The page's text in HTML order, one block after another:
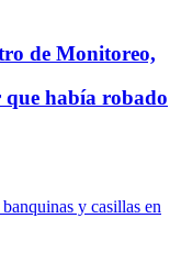
de Monitoreo,
había robado